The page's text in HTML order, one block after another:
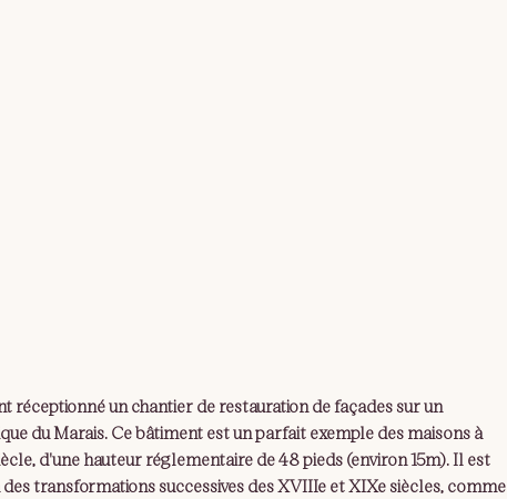
réceptionné un chantier de restauration de façades sur un
du Marais. Ce bâtiment est un parfait exemple des maisons à
d'une hauteur réglementaire de 48 pieds (environ 15m). Il est
transformations successives des XVIIIe et XIXe siècles, comme